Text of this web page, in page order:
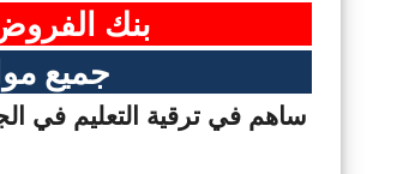
بنك
جميع
ساهم في ترقية التعليم في